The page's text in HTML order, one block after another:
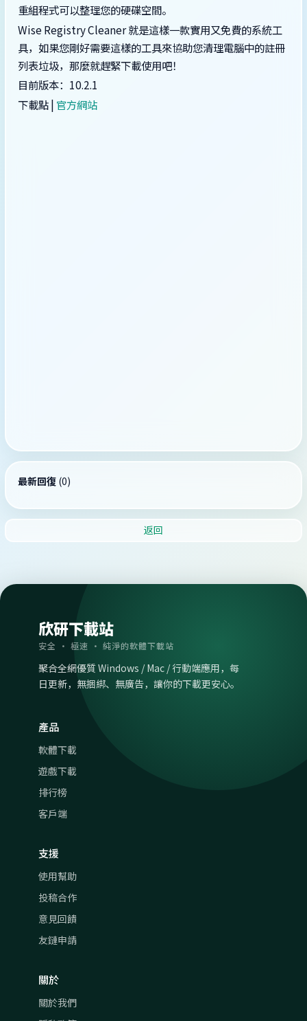
重組程式可以整理您的硬碟空間。
Wise Registry Cleaner 就是這樣一款實用又免費的系統工
具，如果您剛好需要這樣的工具來協助您清理電腦中的註冊
列表垃圾，那麼就趕緊下載使用吧！
目前版本：10.2.1
下載點 | 官方網站
最新回復 (0)
返回
欣研下載站
安全 · 極速 · 純淨的軟體下載站
聚合全網優質 Windows / Mac / 行動端應用，每
日更新，無捆綁、無廣告，讓你的下載更安心。
產品
軟體下載
遊戲下載
排行榜
客戶端
支援
使用幫助
投稿合作
意見回饋
友鏈申請
關於
關於我們